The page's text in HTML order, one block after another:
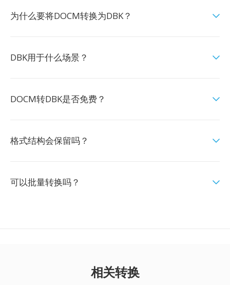
为什么要将DOCM转换为DBK？
DBK用于什么场景？
DOCM转DBK是否免费？
格式结构会保留吗？
可以批量转换吗？
相关转换